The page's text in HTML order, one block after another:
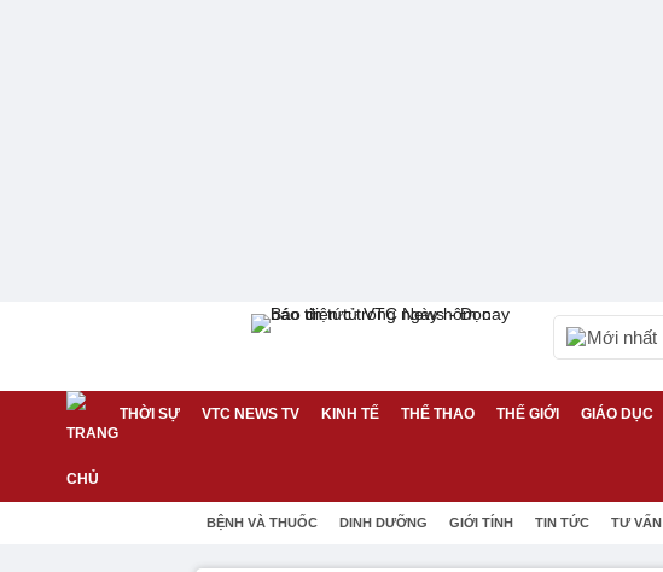
Mới nhất
THỜI SỰ VTC NEWS TV KINH TẾ THỂ THAO THẾ GIỚI GIÁO DỤC
BỆNH VÀ THUỐC DINH DƯỠNG GIỚI TÍNH TIN TỨC TƯ VẤN